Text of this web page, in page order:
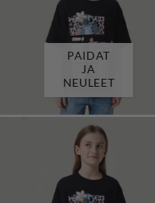
PAIDAT
JA
NEULEET